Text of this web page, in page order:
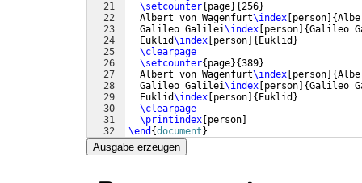
21
22
23
24
25
26
27
28
29
30
31
32
\setcounter{ page}{256}
  Albert von Wagenfurt
\index person {
  Galileo Galilei
\index person {Galileo
  Euklid
\index person { Euklid }
\clearpage
\setcounter{ page}{389}
  Albert von Wagenfurt
\index person {
  Galileo Galilei
\index person {Galileo
  Euklid
\index person { Euklid }
\clearpage
\printindex person
\end {document }
Ausgabe erzeugen